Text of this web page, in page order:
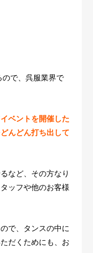
で、呉服業界で
ベントを開催した
んどん打ち出して
など、その方なり
ッフや他のお客様
で、タンスの中に
だくためにも、お